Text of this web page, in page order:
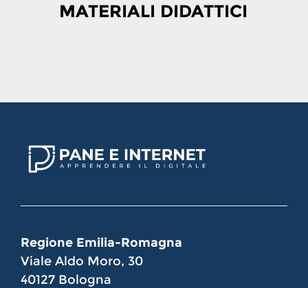
MATERIALI DIDATTICI
Regione Emilia-Romagna
Viale Aldo Moro, 30
40127 Bologna